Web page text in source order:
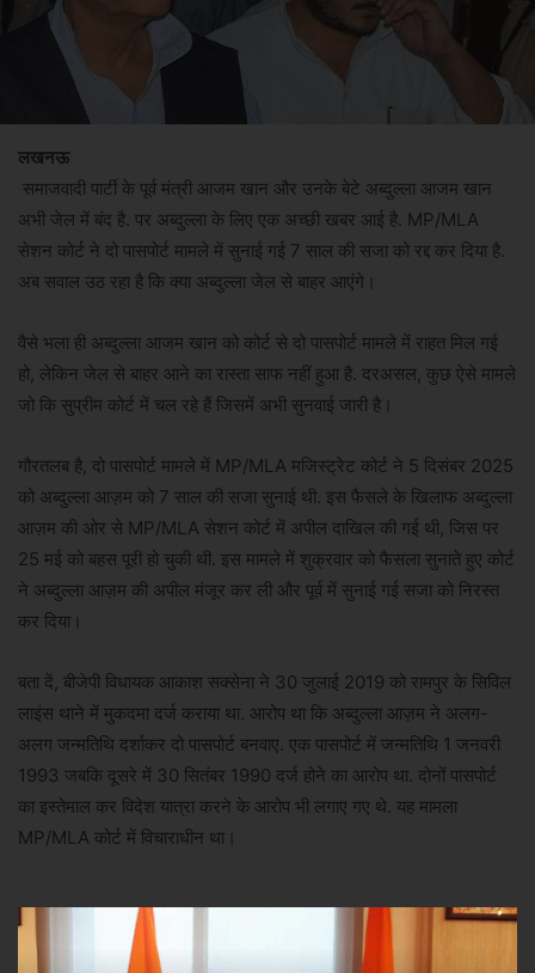
लखनऊ
समाजवादी पार्टी के पूर्व मंत्री आजम खान और उनके बेटे अब्दुल्ला आजम खान
अभी जेल में बंद है. पर अब्दुल्ला के लिए एक अच्छी खबर आई है. MP/MLA
सेशन कोर्ट ने दो पासपोर्ट मामले में सुनाई गई 7 साल की सजा को रद्द कर दिया है.
अब सवाल उठ रहा है कि क्या अब्दुल्ला जेल से बाहर आएंगे।
वैसे भला ही अब्दुल्ला आजम खान को कोर्ट से दो पासपोर्ट मामले में राहत मिल गई
हो, लेकिन जेल से बाहर आने का रास्ता साफ नहीं हुआ है. दरअसल, कुछ ऐसे मामले
जो कि सुप्रीम कोर्ट में चल रहे हैं जिसमें अभी सुनवाई जारी है।
गौरतलब है, दो पासपोर्ट मामले में MP/MLA मजिस्ट्रेट कोर्ट ने 5 दिसंबर 2025
को अब्दुल्ला आज़म को 7 साल की सजा सुनाई थी. इस फैसले के खिलाफ अब्दुल्ला
आज़म की ओर से MP/MLA सेशन कोर्ट में अपील दाखिल की गई थी, जिस पर
25 मई को बहस पूरी हो चुकी थी. इस मामले में शुक्रवार को फैसला सुनाते हुए कोर्ट
ने अब्दुल्ला आज़म की अपील मंजूर कर ली और पूर्व में सुनाई गई सजा को निरस्त
कर दिया।
बता दें, बीजेपी विधायक आकाश सक्सेना ने 30 जुलाई 2019 को रामपुर के सिविल
लाइंस थाने में मुकदमा दर्ज कराया था. आरोप था कि अब्दुल्ला आज़म ने अलग-
अलग जन्मतिथि दर्शाकर दो पासपोर्ट बनवाए. एक पासपोर्ट में जन्मतिथि 1 जनवरी
1993 जबकि दूसरे में 30 सितंबर 1990 दर्ज होने का आरोप था. दोनों पासपोर्ट
का इस्तेमाल कर विदेश यात्रा करने के आरोप भी लगाए गए थे. यह मामला
MP/MLA कोर्ट में विचाराधीन था।